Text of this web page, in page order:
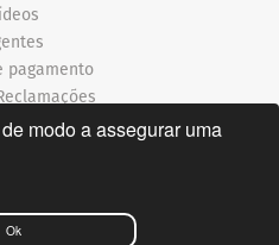
Ok
modo a assegurar uma
pagamento